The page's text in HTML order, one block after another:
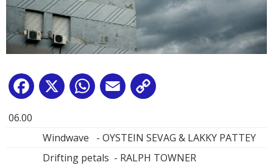
Facebook
X WhatsApp
Email
06.00
Windwave - OYSTEIN SEVAG & LAKKY PATTEY
Drifting petals - RALPH TOWNER